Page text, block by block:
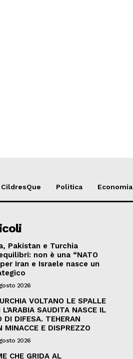
CildresQue Politica Economia
Pakistan e Turchia
non è una “NATO
Iran e Israele nasce un
2026
VOLTANO LE SPALLE
L’ARABIA SAUDITA NASCE IL
DI DIFESA. TEHERAN
MINACCE E DISPREZZO
2026
CHE GRIDA AL